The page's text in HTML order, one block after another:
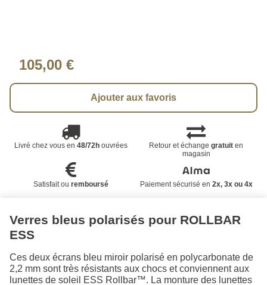
105,00 €
Ajouter aux favoris
Livré chez vous en 48/72houvrées Retour et échangegratuit en
magasin
Satisfait ou remboursé Paiement sécurisé en 2x, 3x ou 4x
Verres bleus polarisés pour ROLLBAR
ESS
Ces deux écrans bleu miroir polarisé en polycarbonate de
2,2 mm sont très résistants aux chocs et conviennent aux
lunettes de soleil ESS Rollbar™. La monture des lunettes